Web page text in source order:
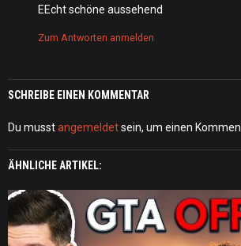
EEcht schöne aussehend
Zum Antworten anmelden
SCHREIBE EINEN KOMMENTAR
Du musstangemeldetsein, um einen
ÄHNLICHE ARTIKEL: